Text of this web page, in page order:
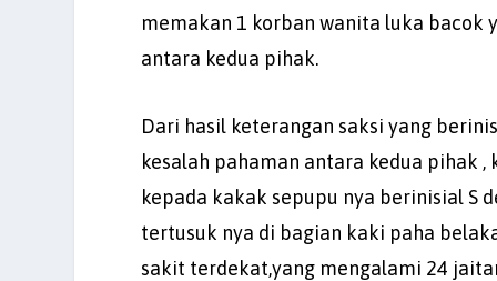
memakan 1 korban wanita luka bacok
antara kedua pihak.
Dari hasil keterangan saksi yang
kesalah pahaman antara kedua pihak
kepada kakak sepupu nya berinisial S
tertusuk nya di bagian kaki paha
sakit terdekat,yang mengalami 24